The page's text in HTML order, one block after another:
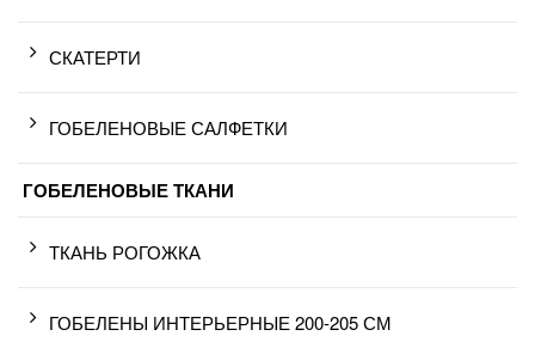
СКАТЕРТИ
ГОБЕЛЕНОВЫЕ САЛФЕТКИ
ГОБЕЛЕНОВЫЕ ТКАНИ
ТКАНЬ РОГОЖКА
ГОБЕЛЕНЫ ИНТЕРЬЕРНЫЕ 200-205 СМ